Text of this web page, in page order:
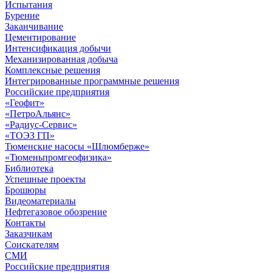
Испытания
Бурение
Заканчивание
Цементирование
Интенсификация добычи
Механизированная добыча
Комплексные решения
Интегрированные программные решения
Российские предприятия
«Геофит»
«ПетроАльянс»
«Радиус-Сервис»
«ТОЭЗ ГП»
Тюменские насосы «Шлюмберже»
«Тюменьпромгеофизика»
Библиотека
Успешные проекты
Брошюры
Видеоматериалы
Нефтегазовое обозрение
Контакты
Заказчикам
Соискателям
СМИ
Российские предприятия